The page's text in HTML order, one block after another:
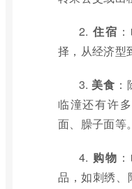
2. 住宿
择，从经济型
3. 美食
临潼还有许
面、臊子面等。
4. 购物
品，如刺绣、